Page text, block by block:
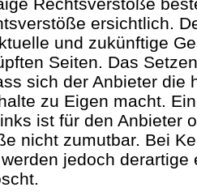
ersichtlich.
und zukünftige
Seiten. Das
sich der Anbieter die
zu Eigen macht.
ist für den Anbieter
nicht zumutbar. Bei
jedoch derartige